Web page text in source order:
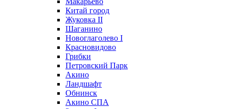
Китай город
Жуковка II
Шаганино
Новоглаголево I
Красновидово
Грибки
Петровский Парк
Акино
Ландшафт
Обнинск
Акино СПА